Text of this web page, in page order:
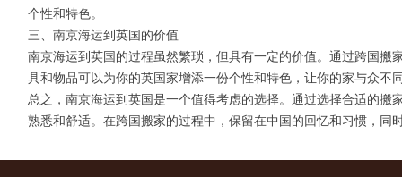
个性和特色。
三、南京海运到英国的价值
南京海运到英国的过程虽然繁琐，但具有一定的价值。通过跨国
具和物品可以为你的英国家增添一份个性和特色，让你的家与众不
总之，南京海运到英国是一个值得考虑的选择。通过选择合适的
熟悉和舒适。在跨国搬家的过程中，保留在中国的回忆和习惯，同